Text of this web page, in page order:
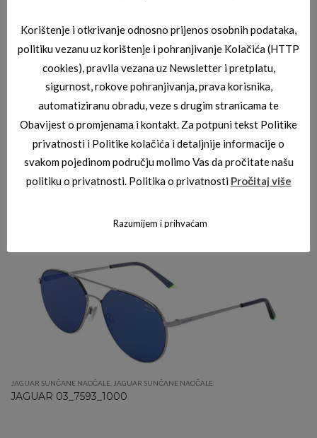
JAGUAR SUNČANE NAOČALE,JAGUAR SUNČANE NAOČALE
JAGUAR 03_7815_6500
JAGUAR 03_7592_3100
JAGUAR SUNČANE NAOČALE JAGUAR SUNČANE NAOČALE
JAGUAR 03_7593_1000
Korištenje i otkrivanje odnosno prijenos osobnih podataka,
politiku vezanu uz korištenje i pohranjivanje Kolačića (HTTP
cookies), pravila vezana uz Newsletter i pretplatu,
sigurnost, rokove pohranjivanja, prava korisnika,
automatiziranu obradu, veze s drugim stranicama te
Obavijest o promjenama i kontakt. Za potpuni tekst Politike
privatnosti i Politike kolačića i detaljnije informacije o
svakom pojedinom području molimo Vas da pročitate našu
politiku o privatnosti. Politika o privatnosti Pročitaj više
Razumijem i prihvaćam